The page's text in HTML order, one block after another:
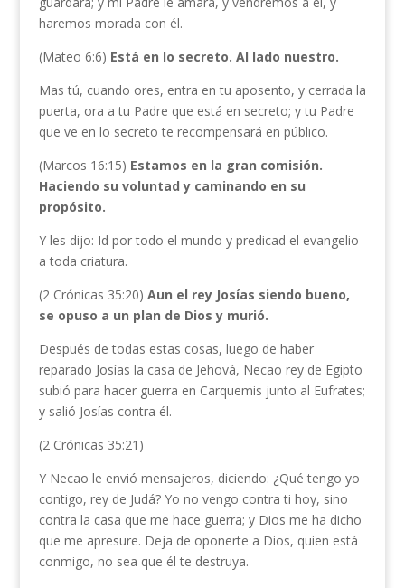
haremos morada con él.
(Mateo 6:6) Está en lo secreto. Al lado nuestro.
Mas tú, cuando ores, entra en tu aposento, y cerrada la
puerta, ora a tu Padre que está en secreto; y tu Padre
que ve en lo secreto te recompensará en público.
(Marcos 16:15) Estamos en la gran comisión.
Haciendo su voluntad y caminando en su
propósito.
Y les dijo: Id por todo el mundo y predicad el evangelio
a toda criatura.
(2 Crónicas 35:20) Aun el rey Josías siendo bueno,
se opuso a un plan de Dios y murió.
Después de todas estas cosas, luego de haber
reparado Josías la casa de Jehová, Necao rey de Egipto
subió para hacer guerra en Carquemis junto al Eufrates;
y salió Josías contra él.
(2 Crónicas 35:21)
Y Necao le envió mensajeros, diciendo: ¿Qué tengo yo
contigo, rey de Judá? Yo no vengo contra ti hoy, sino
contra la casa que me hace guerra; y Dios me ha dicho
que me apresure. Deja de oponerte a Dios, quien está
conmigo, no sea que él te destruya.